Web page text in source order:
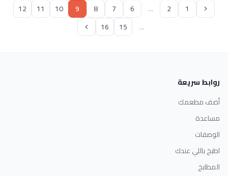
1
2
...
6
7
8
9
10
11
12
...
15
16
روابط سريعة
أضف مطعمك
مساعدة
الوصفات
اطبخ باللي عندك
المطابخ